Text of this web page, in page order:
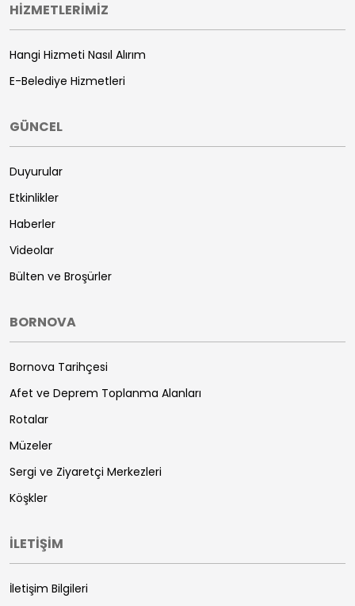
HİZMETLERİMİZ
Hangi Hizmeti Nasıl Alırım
E-Belediye Hizmetleri
GÜNCEL
Duyurular
Etkinlikler
Haberler
Videolar
Bülten ve Broşürler
BORNOVA
Bornova Tarihçesi
Afet ve Deprem Toplanma Alanları
Rotalar
Müzeler
Sergi ve Ziyaretçi Merkezleri
Köşkler
İLETİŞİM
İletişim Bilgileri